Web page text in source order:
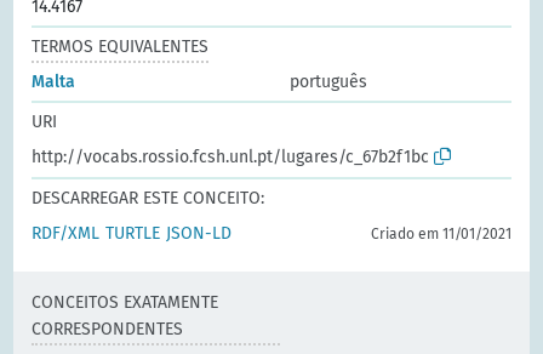
14.4167
TERMOS EQUIVALENTES
Malta
português
URI
http://vocabs.rossio.fcsh.unl.pt/lugares/c_67b2f1bc
DESCARREGAR ESTE CONCEITO:
RDF/XML TURTLE JSON-LD Criado em 11/01/2021
CONCEITOS EXATAMENTE
CORRESPONDENTES